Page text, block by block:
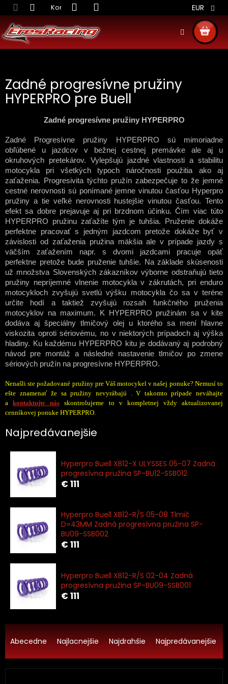
Prejsť
na
obsah
Kontakt Obchodné podmienky Doprava
EUR
KOŠÍK
Zadné progresívne pružiny
HYPERPRO pre Buell
Zadné progresívne pružiny HYPERPRO
Zadné Progresívne pružiny HYPERPRO sú mimoriadne
obľúbené u jazdcov v bežnej cestnej premávke ale aj u
okruhových pretekárov. Vylepšujú jazdné vlastnosti a stabilitu
motocykla pri všetkých typoch náročnosti použitia ako aj
zaťaženia. Progresivita týchto pružín zabezpečuje to že jemné
cestné nerovnosti sú ponímané jemne vinutou časťou Hyperpro
pružiny a tie veľké nerovnosti hustejšie vinutou časťou. Tento
efekt sa dobre prejavuje aj pri brzdnom účinku. Čím viac túto
HYPERPRO pružinu zaťažíte tým je tuhšia. Pruženie dokáže
perfektne pracovať s jedným jazdcom pretože dokáže byť v
závislosti od zaťaženia pružina mäkšia ale v prípade jazdy s
väčším zaťažením napr. s dvomi jazdcami pracuje opäť
perfektne pretože bude pruženie tuhšie. Na základe skúsenosti
už množstva Slovenských zákazníkov výborne odstraňujú tieto
pružiny nepríjemné vlnenie motocykla v zákrutách, pri enduro
motocykloch zvyšujú svetlú výšku motocykla čo sa v teréne
určite hodí a taktiež zvyšujú rozsah funkčného pruženia
motocyklov na maximum. K HYPERPRO pružinám sa v kite
dodáva aj špeciálny tlmičový olej u ktorého sa mení hlavne
viskozita oproti sériovému, no v niektorých prípadoch aj výška
hladiny. Ku každému HYPERPRO kitu je dodávaný aj podrobný
návod pre montáž a následné nastavenie tlmičov po zmene
sériových pružín na progresívne HYPERPRO.
Nenašli ste požadované pružiny pre Váš motocykel v našej ponuke? Nemusí to
ešte znamenať že sa pružiny nevyrábajú . V takomto prípade neváhajte
a
kontaktujte nás
skontrolujeme to v kompletnej vždy aktualizovanej
cenníkovej ponuke HYPERPRO.
Najpredávanejšie
Hyperpro Buell XB12-X ULYSSES 05-07 Zadná
progresívna pružina SP-BU12-SSB012
€ 111
Hyperpro Buell XB12-R/S 05-08 Tlmič
D=43MM Zadná progresívna pružina SP-
BU09-SSB002
€ 111
Hyperpro Buell XB12-R/S 02-04 Zadná
progresívna pružina SP-BU09-SSB001
€ 111
R
a
d
e
Abecedne Najlacnejšie Najdrahšie Najpredávanejšie